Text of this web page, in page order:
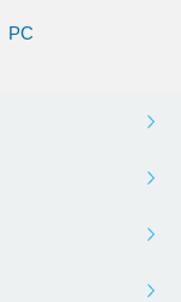
PC